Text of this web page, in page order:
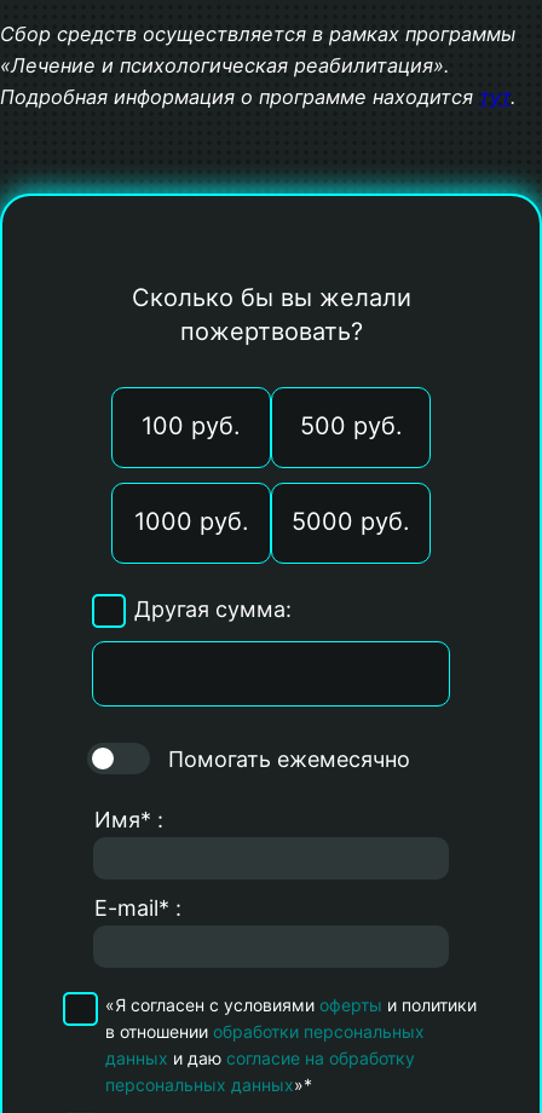
Сбор средств осуществляется в рамках программы
«Лечение и психологическая реабилитация».
Подробная информация о программе находится тут.
Сколько бы вы желали
пожертвовать?
100 руб. 500 руб.
1000 руб. 5000 руб.
Другая сумма:
Помогать ежемесячно
Имя* :
E-mail* :
«Я согласен с условиямиоферты и политики
в отношенииобработки персональных
данных и даюсогласие на обработку
персональных данных»*